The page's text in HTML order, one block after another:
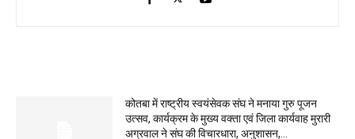
कोतबा में राष्ट्रीय स्वयंसेवक संघ ने मनाया गुरु पूजन
उत्सव, कार्यक्रम के मुख्य वक्ता एवं जिला कार्यवाह मुरारी
अग्रवाल ने संघ की विचारधारा, अनुशासन,...